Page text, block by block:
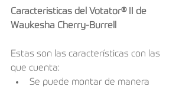
Caracteristicas del Votator® II de
Waukesha Cherry-Burrell
Estas son las características con las
que cuenta:
Se puede montar de manera